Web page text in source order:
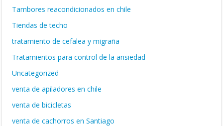
Tambores reacondicionados en chile
Tiendas de techo
tratamiento de cefalea y migraña
Tratamientos para control de la ansiedad
Uncategorized
venta de apiladores en chile
venta de bicicletas
venta de cachorros en Santiago